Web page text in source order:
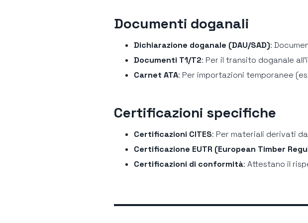
Documenti doganali
Dichiarazione doganale (DAU/SAD):
Documenti T1/T2: Per il transito doganale
Carnet ATA: Per importazioni temporanee
Certificazioni specifiche
Certificazioni CITES: Per materiali derivati
Certificazione EUTR (European Timber
Certificazioni di conformità: Attestano il